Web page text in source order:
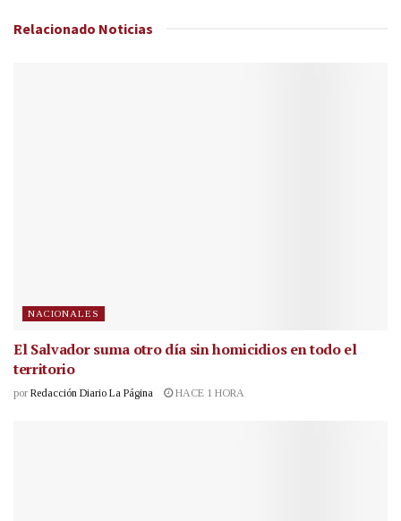
Relacionado Noticias
NACIONALES
El Salvador suma otro día sin homicidios en todo el
territorio
por Redacción Diario La Página HACE 1 HORA